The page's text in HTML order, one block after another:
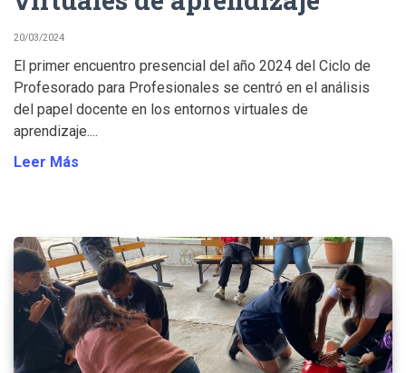
20/03/2024
El primer encuentro presencial del año 2024 del Ciclo de
Profesorado para Profesionales se centró en el análisis
del papel docente en los entornos virtuales de
aprendizaje....
Leer Más